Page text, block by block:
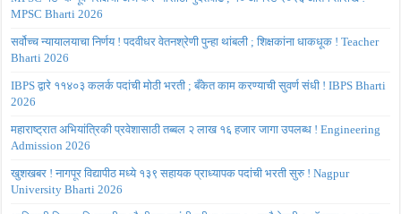
MPSC Bharti 2026
सर्वोच्च न्यायालयाचा निर्णय ! पदवीधर वेतनश्रेणी पुन्हा थांबली ; शिक्षकांना धाकधूक ! Teacher
Bharti 2026
IBPS द्वारे ११४०३ कलर्क पदांची मोठी भरती ; बँकेत काम करण्याची सुवर्ण संधी ! IBPS Bharti
2026
महाराष्ट्रात अभियांत्रिकी प्रवेशासाठी तब्बल २ लाख १६ हजार जागा उपलब्ध ! Engineering
Admission 2026
खुशखबर ! नागपूर विद्यापीठ मध्ये १३९ सहायक प्राध्यापक पदांची भरती सुरु ! Nagpur
University Bharti 2026